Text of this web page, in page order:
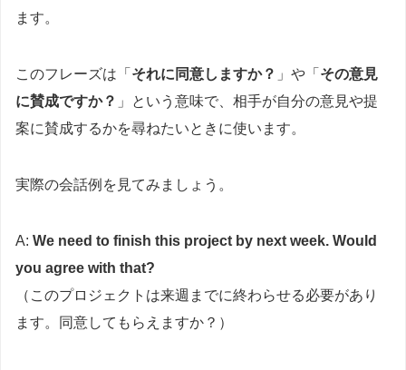
ます。
このフレーズは「 それに同意しますか？ 」や「 その意見
に賛成ですか？ 」という意味で、相手が自分の意見や提
案に賛成するかを尋ねたいときに使います。
実際の会話例を見てみましょう。
A: We need to finish this project by next week. Would
you agree with that?
（このプロジェクトは来週までに終わらせる必要があり
ます。同意してもらえますか？）